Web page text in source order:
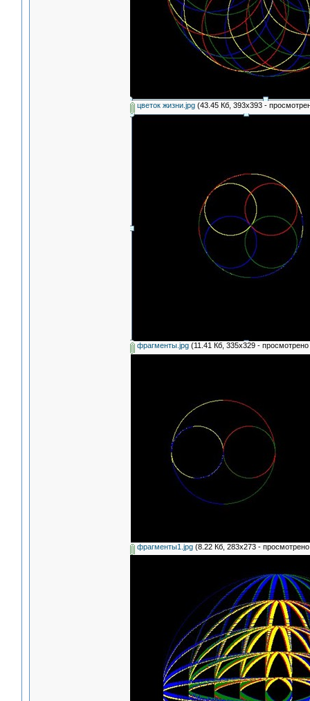
цветок жизни.jpg (43.45 Кб, 393x393 -
фрагменты.jpg (11.41 Кб, 335x329 - просмотрено
фрагменты1.jpg (8.22 Кб, 283x273 -